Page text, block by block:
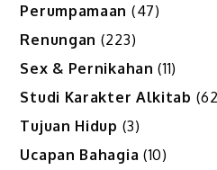
Perumpamaan (47)
Renungan (223)
Sex & Pernikahan (11)
Studi Karakter Alkitab
Tujuan Hidup (3)
Ucapan Bahagia (10)